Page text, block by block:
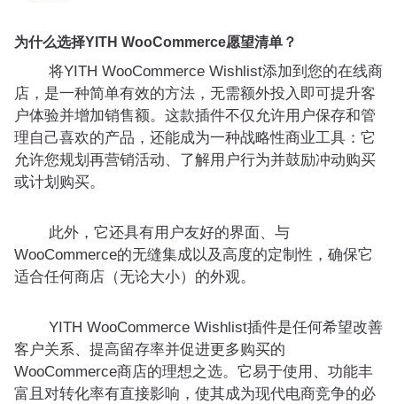
为什么选择YITH WooCommerce愿望清单？
将YITH WooCommerce Wishlist添加到您的在线商
店，是一种简单有效的方法，无需额外投入即可提升客
户体验并增加销售额。这款插件不仅允许用户保存和管
理自己喜欢的产品，还能成为一种战略性商业工具：它
允许您规划再营销活动、了解用户行为并鼓励冲动购买
或计划购买。
此外，它还具有用户友好的界面、与
WooCommerce的无缝集成以及高度的定制性，确保它
适合任何商店（无论大小）的外观。
YITH WooCommerce Wishlist插件是任何希望改善
客户关系、提高留存率并促进更多购买的
WooCommerce商店的理想之选。它易于使用、功能丰
富且对转化率有直接影响，使其成为现代电商竞争的必